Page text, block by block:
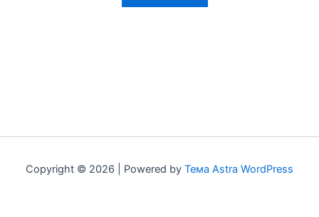
Copyright © 2026 | Powered by Тема Astra WordPress